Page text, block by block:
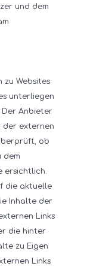
und dem
zu Websites
unterliegen
Der Anbieter
der externen
ob
dem
ersichtlich.
die aktuelle
Inhalte der
Links
die hinter
zu Eigen
Links